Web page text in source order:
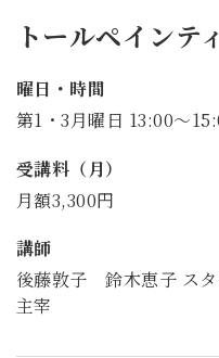
トールペインテ
曜日・時間
第1・3月曜日 13:00～
受講料（月）
月額3,300円
講師
後藤敦子 鈴木恵子 スタ
主宰